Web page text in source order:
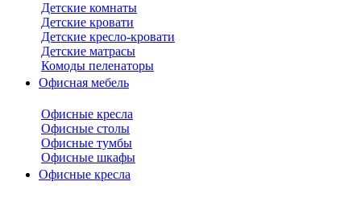
Детские комнаты
Детские кровати
Детские кресло-кровати
Детские матрасы
Комоды пеленаторы
Офисная мебель
Офисные кресла
Офисные столы
Офисные тумбы
Офисные шкафы
Офисные кресла